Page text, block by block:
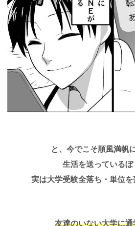
と、今でこそ順風満帆
生活を送っているぼ
実は大学受験全落ち・単位
友達のいない大学に通